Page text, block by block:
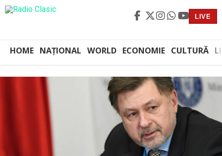
LIVE
HOME NAȚIONAL WORLD ECONOMIE CULTURĂ